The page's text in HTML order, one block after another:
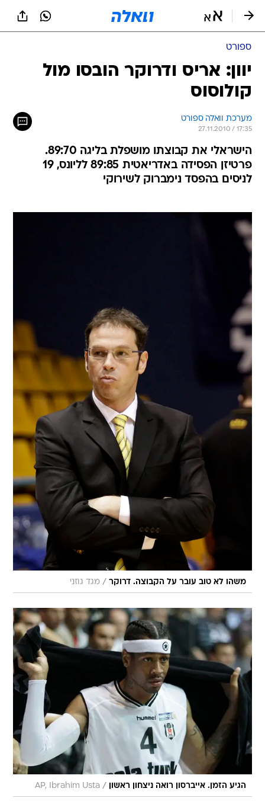
ספורט
יוון: אריס ודרוקר הובסו מול
קולוסוס
מערכת וואלה ספורט
27.11.2010 / 17:35
הישראלי את קבוצתו מושפלת בליגה 89:70.
פרטיזן הפסידה באדריאטית 89:85 לליונס, 19
לניסים בהפסד נימברוק לשירוקי
משהו לא טוב עובר על הקבוצה. דרוקר / מגד גוזני
הגיע הזמן. אייברסון רואה ניצחון ראשון /
AP, Ibrahim Usta